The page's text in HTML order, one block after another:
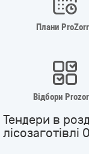
Плани
Відбори
Тендери в